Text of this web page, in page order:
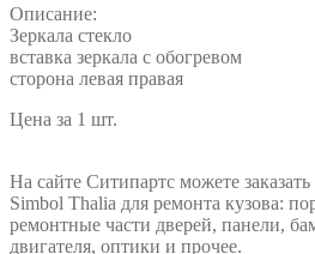
Описание:
Зеркала стекло
вставка зеркала с обогревом
сторона левая правая
Цена за 1 шт.
На сайте Ситипартс можете
Simbol Thalia для ремонта кузова:
ремонтные части дверей, панели,
двигателя, оптики и прочее.